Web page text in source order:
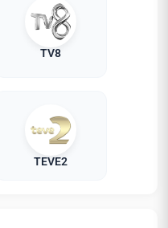
TV8
TEVE2